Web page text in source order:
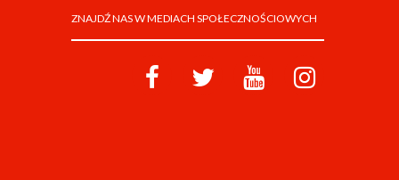
ZNAJDŹ NAS W MEDIACH SPOŁECZNOŚCIOWYCH